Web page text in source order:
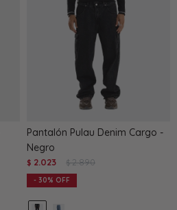
Pantalón Pulau Denim Cargo -
Negro
$ 2.023 $ 2.890
30